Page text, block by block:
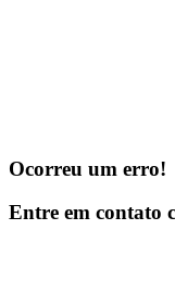
Ocorreu um erro!
Entre em contato